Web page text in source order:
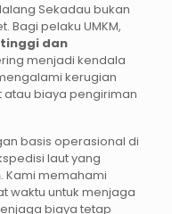
Sekadau bukan
Bagi pelaku UMKM,
dan
menjadi kendala
kerugian
biaya pengiriman
basis operasional di
laut yang
. Kami memahami
waktu untuk menjaga
biaya tetap